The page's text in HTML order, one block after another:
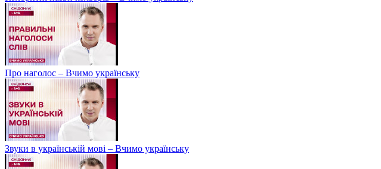
Про наголос – Вчимо українську
Звуки в українській мові – Вчимо українську